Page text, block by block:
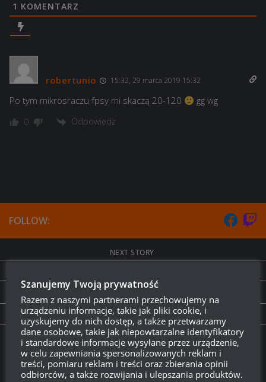
1 KOMENTARZ
robertunio 15:32, 29 marca 2019 15:32
Po tym mikrosraczu fpsy mi skaczą 20-120 gg wg
0 Odpowiedz
FOLLOW:
NEXT STORY
PREVIOUS STORY
WoT Classic – Prace planowe
Twitch.tv - Zurugula
Szanujemy Twoją prywatność
Razem z naszymi partnerami przechowujemy na
urządzeniu informacje, takie jak pliki cookie, i
uzyskujemy do nich dostęp, a także przetwarzamy
dane osobowe, takie jak niepowtarzalne identyfikatory
i standardowe informacje wysyłane przez urządzenie,
w celu zapewniania spersonalizowanych reklam i
treści, pomiaru reklam i treści oraz zbierania opinii
odbiorców, a także rozwijania i ulepszania produktów.